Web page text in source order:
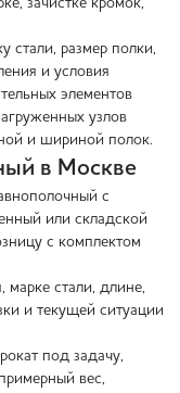
зачистке кромок,
стали, размер полки,
и условия
элементов
узлов
и шириной полок.
в Москве
с
или складской
с комплектом
марке стали, длине,
и текущей ситуации
под задачу,
вес,